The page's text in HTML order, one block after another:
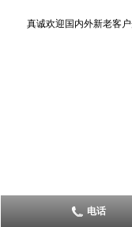
真诚欢迎国内外新老客户
电话